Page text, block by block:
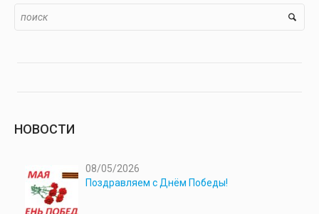
НОВОСТИ
08/05/2026
Поздравляем с Днём Победы!